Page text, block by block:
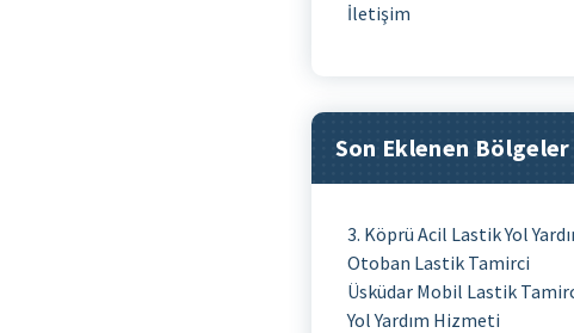
İletişim
Son Eklenen Bölgeler
3. Köprü Acil Lastik Yol
Otoban Lastik Tamirci
Üsküdar Mobil Lastik
Yol Yardım Hizmeti